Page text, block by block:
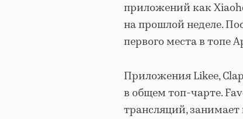
приложений как
на прошлой неделе.
первого места в топе
Приложения Likee,
в общем топ-чарте.
трансляций, занимает